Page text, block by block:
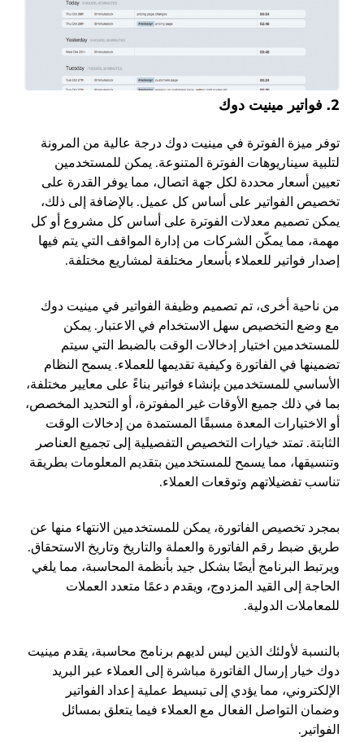
2. فواتير مينيت دوك
توفر ميزة الفوترة في مينيت دوك درجة عالية من المرونة
لتلبية سيناريوهات الفوترة المتنوعة. يمكن للمستخدمين
تعيين أسعار محددة لكل جهة اتصال، مما يوفر القدرة على
تخصيص الفواتير على أساس كل عميل. بالإضافة إلى ذلك،
يمكن تصميم معدلات الفوترة على أساس كل مشروع أو كل
مهمة، مما يمكّن الشركات من إدارة المواقف التي يتم فيها
إصدار فواتير للعملاء بأسعار مختلفة لمشاريع مختلفة.
من ناحية أخرى، تم تصميم وظيفة الفواتير في مينيت دوك
مع وضع التخصيص سهل الاستخدام في الاعتبار. يمكن
للمستخدمين اختيار إدخالات الوقت بالضبط التي سيتم
تضمينها في الفاتورة وكيفية تقديمها للعملاء. يسمح النظام
الأساسي للمستخدمين بإنشاء فواتير بناءً على معايير مختلفة،
بما في ذلك جميع الأوقات غير المفوترة، أو التحديد المخصص،
أو الاختيارات المعدة مسبقًا المستمدة من إدخالات الوقت
الثابتة. تمتد خيارات التخصيص التفصيلية إلى تجميع العناصر
وتنسيقها، مما يسمح للمستخدمين بتقديم المعلومات بطريقة
تناسب تفضيلاتهم وتوقعات العملاء.
بمجرد تخصيص الفاتورة، يمكن للمستخدمين الانتهاء منها عن
طريق ضبط رقم الفاتورة والعملة والتاريخ وتاريخ الاستحقاق.
ويرتبط البرنامج أيضًا بشكل جيد بأنظمة المحاسبة، مما يلغي
الحاجة إلى القيد المزدوج، ويقدم دعمًا متعدد العملات
للمعاملات الدولية.
بالنسبة لأولئك الذين ليس لديهم برنامج محاسبة، يقدم مينيت
دوك خيار إرسال الفاتورة مباشرة إلى العملاء عبر البريد
الإلكتروني، مما يؤدي إلى تبسيط عملية إعداد الفواتير
وضمان التواصل الفعال مع العملاء فيما يتعلق بمسائل
الفواتير.